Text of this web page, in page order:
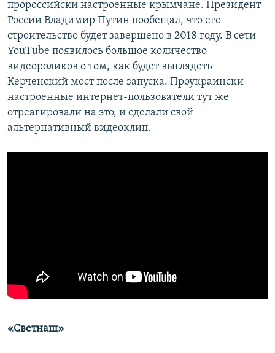
пророссийски настроенные крымчане. Президент
России Владимир Путин пообещал, что его
строительство будет завершено в 2018 году. В сети
YouTube появилось большое количество
видеороликов о том, как будет выглядеть
Керченский мост после запуска. Проукраински
настроенные интернет-пользователи тут же
отреагировали на это, и сделали свой
альтернативный видеоклип.
«Светнаш»